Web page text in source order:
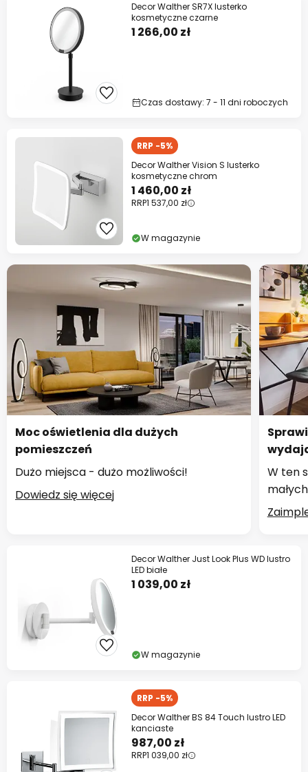
Decor Walther SR7X lusterko
kosmetyczne czarne
1 266,00 zł
Czas dostawy: 7 - 11 dni roboczych
RRP -5%
Decor Walther Vision S lusterko
kosmetyczne chrom
1 460,00 zł
RRP1 537,00 zł
W magazynie
Moc oświetlenia dla dużych
pomieszczeń
Dużo miejsca - dużo możliwości!
Dowiedz się więcej
W ten
Decor Walther Just Look Plus WD lustro
LED białe
1 039,00 zł
W magazynie
RRP -5%
Decor Walther BS 84 Touch lustro LED
kanciaste
987,00 zł
RRP1 039,00 zł